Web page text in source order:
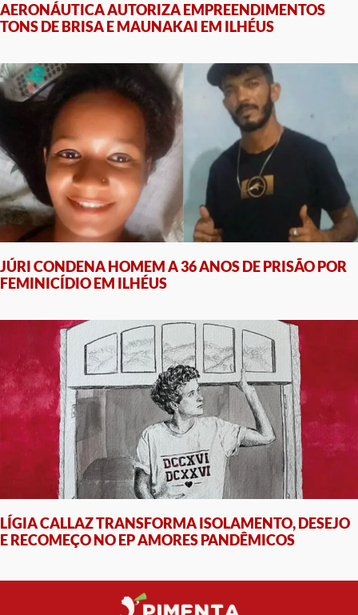
AERONÁUTICA AUTORIZA EMPREENDIMENTOS
TONS DE BRISA E MAUNAKAI EM ILHÉUS
JÚRI CONDENA HOMEM A 36 ANOS DE PRISÃO POR
FEMINICÍDIO EM ILHÉUS
LÍGIA CALLAZ TRANSFORMA ISOLAMENTO, DESEJO
E RECOMEÇO NO EP AMORES PANDÊMICOS